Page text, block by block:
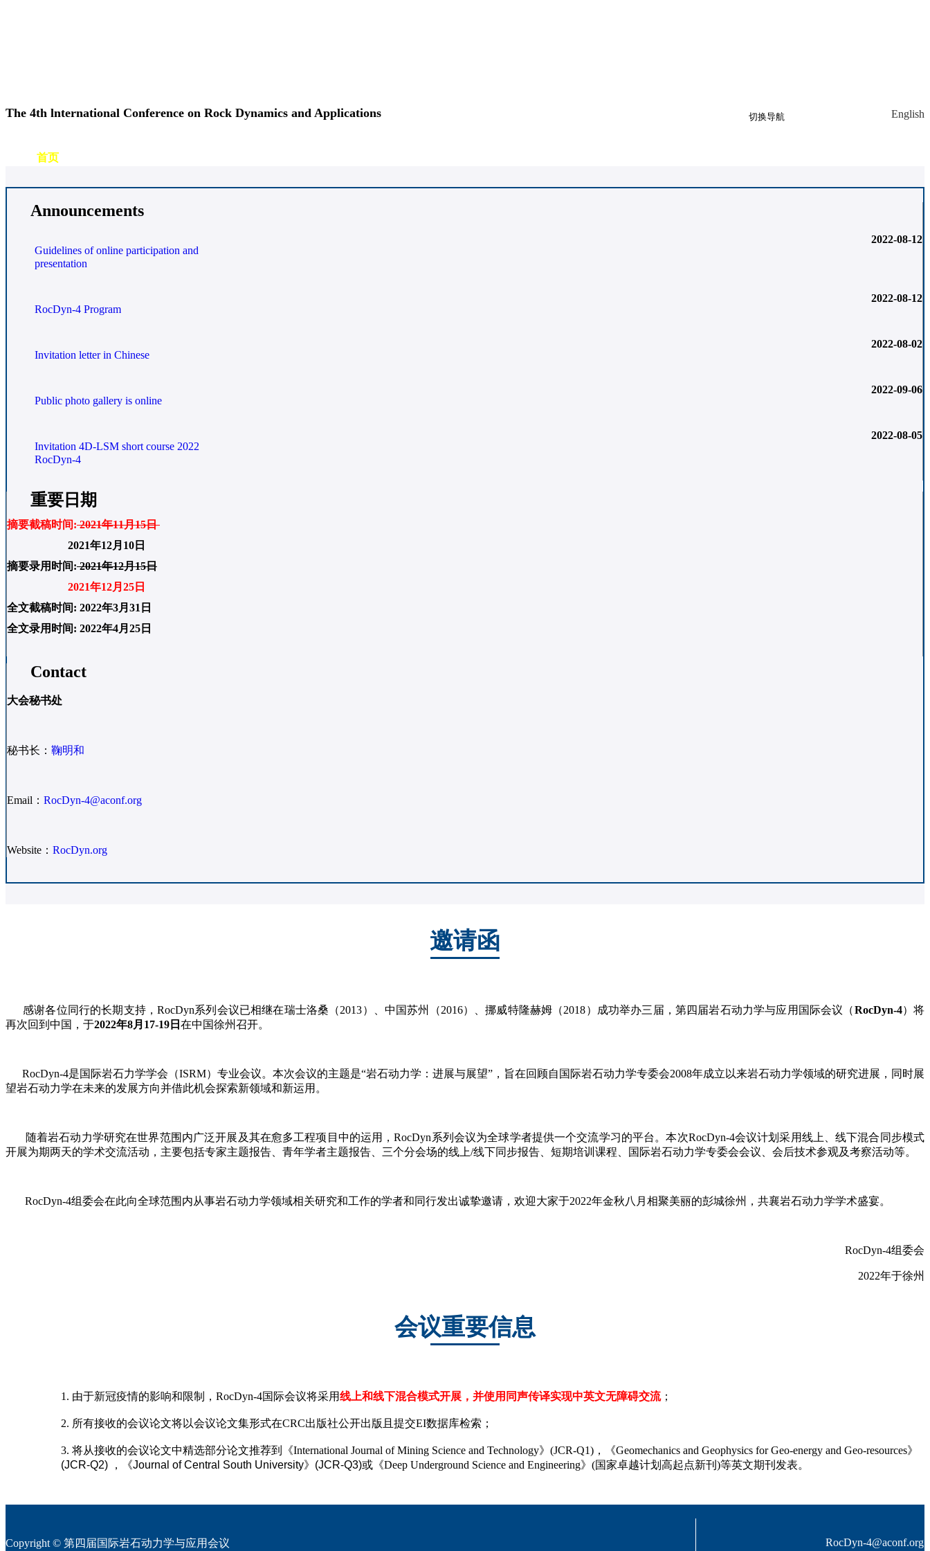
The 4th lnternational Conference on Rock Dynamics and Applications English
切换导航
首页
Announcements
2022-08-12
Guidelines of online participation and
presentation
2022-08-12
RocDyn-4 Program
2022-08-02
Invitation letter in Chinese
2022-09-06
Public photo gallery is online
2022-08-05
Invitation 4D-LSM short course 2022
RocDyn-4
重要日期
摘要截稿时间: 2021年11月15日
2021年12月10日
摘要录用时间:2021年12月15日
2021年12月25日
全文截稿时间: 2022年3月31日
全文录用时间: 2022年4月25日
Contact
大会秘书处
秘书长： 鞠明和
Email： RocDyn-4@aconf.org
Website： RocDyn.org
邀请函
感谢各位同行的长期支持，RocDyn系列会议已相继在瑞士洛桑（2013）、中国苏州（2016）、挪威特隆赫姆（2018）成功举办三届，第四届岩石动力学与应用国际会议（RocDyn-4）将
再次回到中国，于2022年8月17-19日 在中国徐州召开。
RocDyn-4是国际岩石力学学会（ISRM）专业会议。本次会议的主题是“岩石动力学：进展与展望”，旨在回顾自国际岩石动力学专委会2008年成立以来岩石动力学领域的研究进展，同时展
望岩石动力学在未来的发展方向并借此机会探索新领域和新运用。
随着岩石动力学研究在世界范围内广泛开展及其在愈多工程项目中的运用 ，RocDyn系列会议为全球学者提供一个交流学习的平台。本次RocDyn-4会议计划采用线上、线下混合同步模式
开展为期两天的学术交流活动，主要包括专家主题报告、青年学者主题报告、三个分会场的线上/线下同步报告、短期培训课程、国际岩石动力学专委会会议、会后技术参观及考察活动等。
RocDyn-4组委会在此向全球范围内从事岩石动力学领域相关研究和工作的学者和同行发出诚挚邀请，欢迎大家于2022年金秋八月相聚美丽的彭城徐州，共襄岩石动力学学术盛宴。
RocDyn-4组委会
2022年于徐州
会议重要信息
1. 由于新冠疫情的影响和限制，RocDyn-4国际会议将采用线上和线下混合模式开展，并使用同声传译实现中英文无障碍交流；
2. 所有接收的会议论文将以会议论文集形式在CRC出版社公开出版且提交EI数据库检索；
3. 将从接收的会议论文中精选部分论文推荐到《International Journal of Mining Science and Technology》(JCR-Q1)，《Geomechanics and Geophysics for Geo-energy and Geo-resources》
(JCR-Q2)
， 《Journal of Central South University》(JCR-Q3)或 《Deep Underground Science and Engineering》(国家卓越计划高起点新刊)等英文期刊发表。
RocDyn-4@aconf.org
Copyright © 第四届国际岩石动力学与应用会议